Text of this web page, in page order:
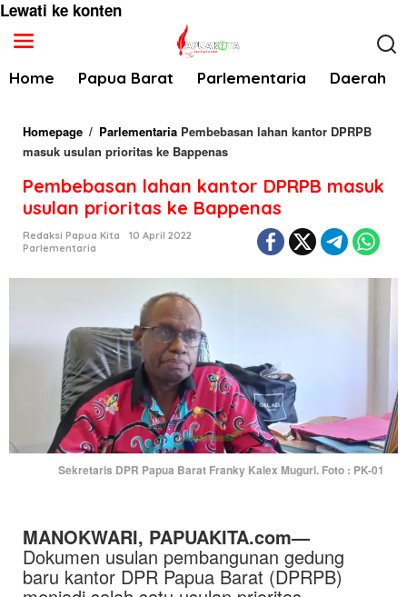
Lewati ke konten
Home Papua Barat Parlementaria Daerah
Homepage / Parlementaria Pembebasan lahan kantor DPRPB
masuk usulan prioritas ke Bappenas
Pembebasan lahan kantor DPRPB masuk
usulan prioritas ke Bappenas
Redaksi Papua Kita
10 April 2022
Parlementaria
Sekretaris DPR Papua Barat Franky Kalex Muguri. Foto : PK-01
MANOKWARI, PAPUAKITA.com—
Dokumen usulan pembangunan gedung
baru kantor DPR Papua Barat (DPRPB)